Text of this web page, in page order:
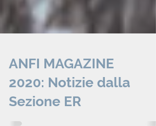
ANFI MAGAZINE
2020: Notizie dalla